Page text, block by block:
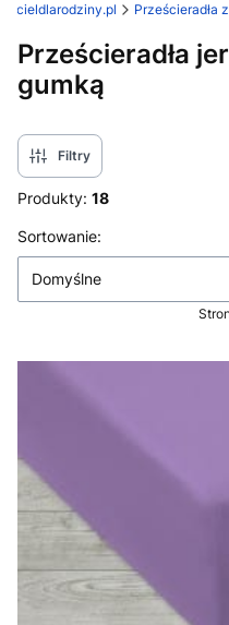
Prześcieradła
Prześcieradła
gumką
Filtry
Produkty: 18
Lista produktów
Sortowanie:
Domyślne